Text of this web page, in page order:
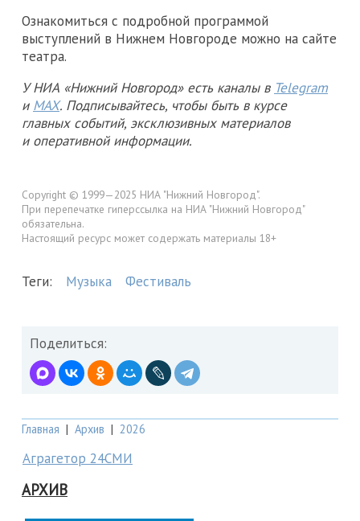
Ознакомиться с подробной программой
выступлений в Нижнем Новгороде можно на сайте
театра.
У НИА «Нижний Новгород» есть каналы в Telegram
и MAX. Подписывайтесь, чтобы быть в курсе
главных событий, эксклюзивных материалов
и оперативной информации.
Copyright © 1999—2025 НИА "Нижний Новгород".
При перепечатке гиперссылка на НИА "Нижний Новгород"
обязательна.
Настоящий ресурс может содержать материалы 18+
Теги: Музыка Фестиваль
Поделиться:
Главная | Архив | 2026
Аграгетор 24СМИ
АРХИВ